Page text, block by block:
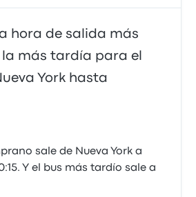
hora de salida más
más tardía para el
York hasta
sale de Nueva York a
Y el bus más tardío sale a